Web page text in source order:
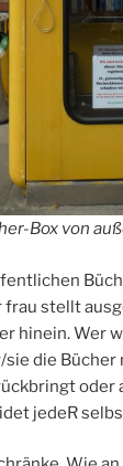
Box von
frau stellt
hinein. Wer
die Bücher
oder
jedeR